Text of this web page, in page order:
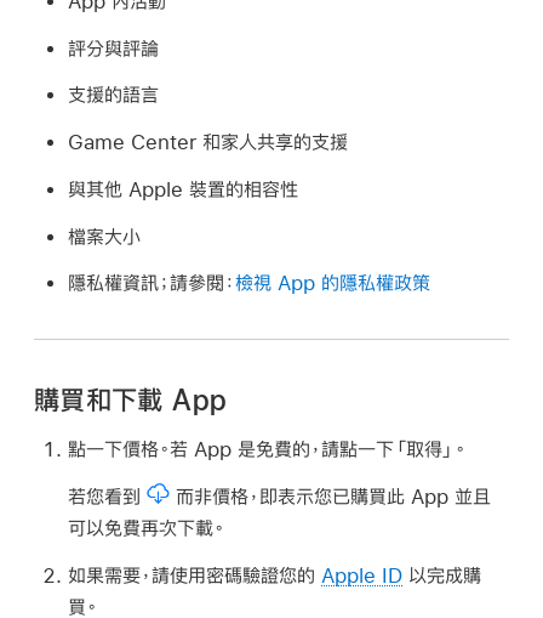
評分與評論
支援的語言
Game Center 和家人共享的支援
與其他 Apple 裝置的相容性
檔案大小
隱私權資訊；請參閱：檢視 App 的隱私權政策
購買和下載 App
點一下價格。若 App 是免費的，請點一下「取得」。
若您看到
而非價格，即表示您已購買此 App 並且
可以免費再次下載。
如果需要，請使用密碼驗證您的 Apple ID 以完成購
買。